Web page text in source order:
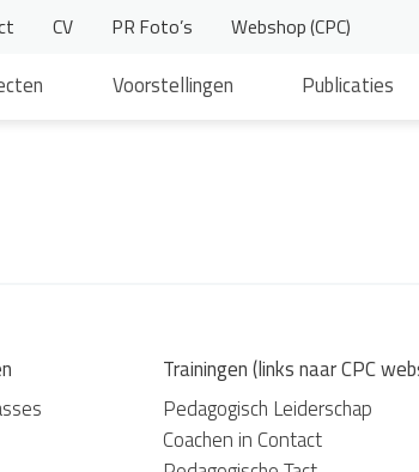
CV PR Foto’s Webshop (CPC)
Voorstellingen Publicaties
Trainingen (links naar CPC
Pedagogisch Leiderschap
Coachen in Contact